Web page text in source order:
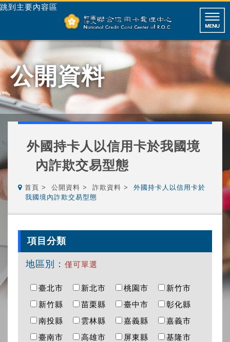
跳到主要內容區
公開資料
外國持卡人以信用卡於我國境
內詐欺交易型態
首頁 公開資料 詐欺資料
外國持卡人以信用卡於
我國境內詐欺交易型態
項目分類
地區別： 僅可單選
臺北市 新北市 桃園市
新竹市
新竹縣
苗栗縣 臺中市
彰化縣
南投縣
雲林縣 嘉義縣
嘉義市
臺南市
高雄市 屏東縣
基隆市